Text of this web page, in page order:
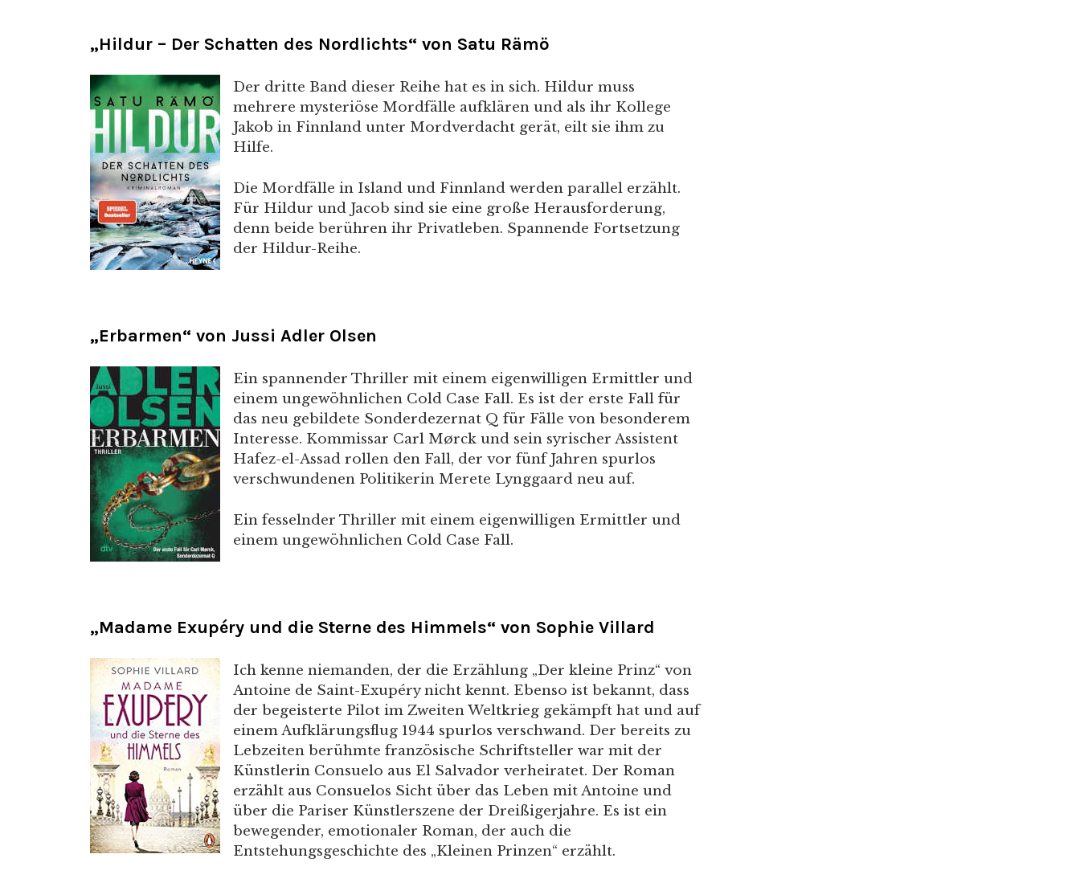
„Hildur – Der Schatten des Nordlichts“ von Satu Rämö
Der dritte Band dieser Reihe hat es in sich. Hildur muss
mehrere mysteriöse Mordfälle aufklären und als ihr Kollege
Jakob in Finnland unter Mordverdacht gerät, eilt sie ihm zu
Hilfe.
Die Mordfälle in Island und Finnland werden parallel erzählt.
Für Hildur und Jacob sind sie eine große Herausforderung,
denn beide berühren ihr Privatleben. Spannende Fortsetzung
der Hildur-Reihe.
„Erbarmen“ von Jussi Adler Olsen
Ein spannender Thriller mit einem eigenwilligen Ermittler und
einem ungewöhnlichen Cold Case Fall. Es ist der erste Fall für
das neu gebildete Sonderdezernat Q für Fälle von besonderem
Interesse. Kommissar Carl Mørck und sein syrischer Assistent
Hafez-el-Assad rollen den Fall, der vor fünf Jahren spurlos
verschwundenen Politikerin Merete Lynggaard neu auf.
Ein fesselnder Thriller mit einem eigenwilligen Ermittler und
einem ungewöhnlichen Cold Case Fall.
„Madame Exupéry und die Sterne des Himmels“ von Sophie Villard
Ich kenne niemanden, der die Erzählung „Der kleine Prinz“ von
Antoine de Saint-Exupéry nicht kennt. Ebenso ist bekannt, dass
der begeisterte Pilot im Zweiten Weltkrieg gekämpft hat und auf
einem Aufklärungsflug 1944 spurlos verschwand. Der bereits zu
Lebzeiten berühmte französische Schriftsteller war mit der
Künstlerin Consuelo aus El Salvador verheiratet. Der Roman
erzählt aus Consuelos Sicht über das Leben mit Antoine und
über die Pariser Künstlerszene der Dreißigerjahre. Es ist ein
bewegender, emotionaler Roman, der auch die
Entstehungsgeschichte des „Kleinen Prinzen“ erzählt.